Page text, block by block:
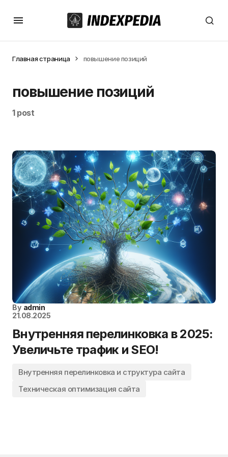
Главная страница повышение позиций
повышение позиций
1 post
By admin
21.08.2025
Внутренняя перелинковка в 2025:
Увеличьте трафик и SEO!
Внутренняя перелинковка и структура сайта
Техническая оптимизация сайта